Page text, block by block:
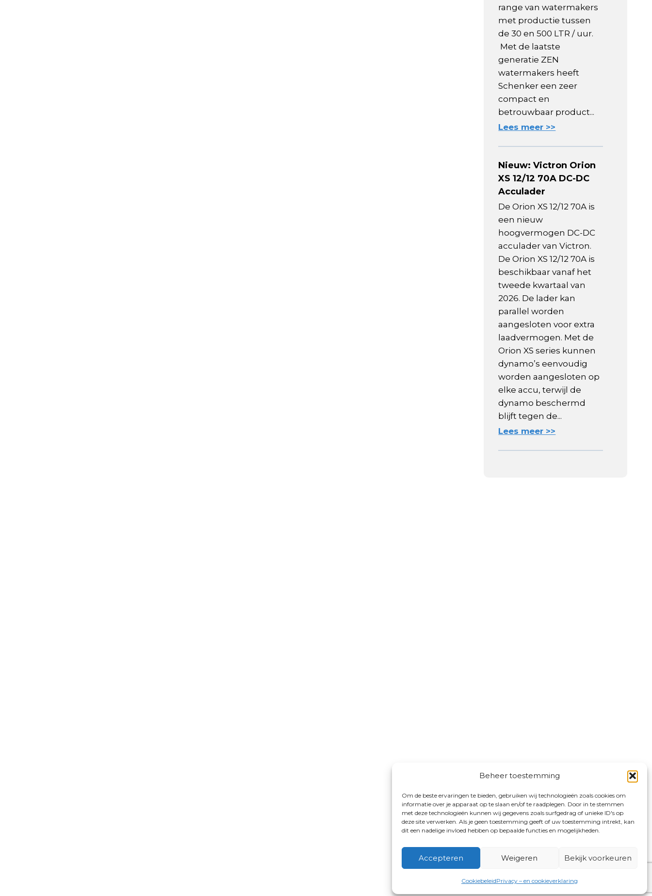
Beheer toestemming
Om de beste ervaringen te bieden, gebruiken wij technologieën zoals cookies om
informatie over je apparaat op te slaan en/of te raadplegen. Door in te stemmen
met deze technologieën kunnen wij gegevens zoals surfgedrag of unieke ID's op
deze site verwerken. Als je geen toestemming geeft of uw toestemming intrekt, kan
dit een nadelige invloed hebben op bepaalde functies en mogelijkheden.
Accepteren Weigeren Bekijk voorkeuren
CookiebeleidPrivacy – en cookieverklaring
range van watermakers
met productie tussen
de 30 en 500 LTR / uur.
Met de laatste
generatie ZEN
watermakers heeft
Schenker een zeer
compact en
betrouwbaar product...
Lees meer >>
Nieuw: Victron Orion
XS 12/12 70A DC-DC
Acculader
De Orion XS 12/12 70A is
een nieuw
hoogvermogen DC-DC
acculader van Victron.
De Orion XS 12/12 70A is
beschikbaar vanaf het
tweede kwartaal van
2026. De lader kan
parallel worden
aangesloten voor extra
laadvermogen. Met de
Orion XS series kunnen
dynamo’s eenvoudig
worden aangesloten op
elke accu, terwijl de
dynamo beschermd
blijft tegen de...
Lees meer >>